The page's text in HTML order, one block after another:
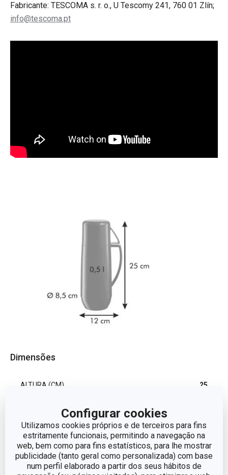
Configurar cookies
Utilizamos cookies próprios e de terceiros para fins
estritamente funcionais, permitindo a navegação na
web, bem como para fins estatísticos, para lhe mostrar
publicidade (tanto geral como personalizada) com base
num perfil elaborado a partir dos seus hábitos de
Fabricante: TESCOMA s. r. o., U Tescomy 241, 760 01 Zlín;
info@tescoma.pt
Dimensões
ALTURA (CM) 25
COMPRIMENTO (CM) 12
DIÂMETRO 8.5